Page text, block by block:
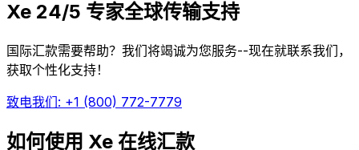
Xe 24/5 专家全球传输支持
国际汇款需要帮助？我们将竭诚为您服务--现在就联系我们，
获取个性化支持！
致电我们: +1 (800) 772-7779
如何使用 Xe 在线汇款